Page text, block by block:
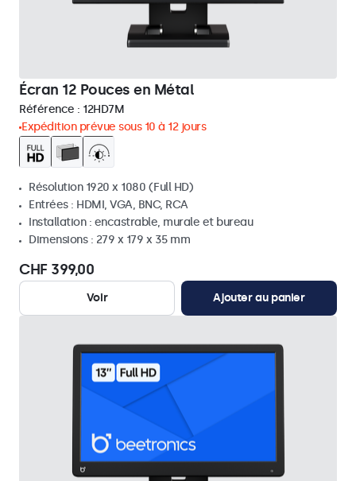
Écran 12 Pouces en Métal
Référence : 12HD7M
Expédition prévue sous 10 à 12 jours
Résolution 1920 x 1080 (Full HD)
Entrées : HDMI, VGA, BNC, RCA
Installation : encastrable, murale et bureau
Dimensions : 279 x 179 x 35 mm
CHF 399,00
Voir Ajouter au panier